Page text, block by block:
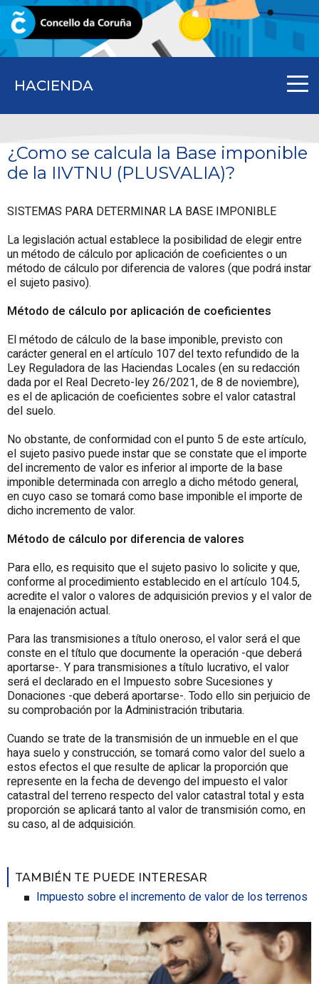
HACIENDA
CORUNA.GAL
¿Como se calcula la Base imponible
de la IIVTNU (PLUSVALIA)?
SISTEMAS PARA DETERMINAR LA BASE IMPONIBLE
La legislación actual establece la posibilidad de elegir entre
un método de cálculo por aplicación de coeficientes o un
método de cálculo por diferencia de valores (que podrá instar
el sujeto pasivo).
Método de cálculo por aplicación de coeficientes
El método de cálculo de la base imponible, previsto con
carácter general en el artículo 107 del texto refundido de la
Ley Reguladora de las Haciendas Locales (en su redacción
dada por el Real Decreto-ley 26/2021, de 8 de noviembre),
es el de aplicación de coeficientes sobre el valor catastral
del suelo.
No obstante, de conformidad con el punto 5 de este artículo,
el sujeto pasivo puede instar que se constate que el importe
del incremento de valor es inferior al importe de la base
imponible determinada con arreglo a dicho método general,
en cuyo caso se tomará como base imponible el importe de
dicho incremento de valor.
Método de cálculo por diferencia de valores
Para ello, es requisito que el sujeto pasivo lo solicite y que,
conforme al procedimiento establecido en el artículo 104.5,
acredite el valor o valores de adquisición previos y el valor de
la enajenación actual.
Para las transmisiones a título oneroso, el valor será el que
conste en el título que documente la operación -que deberá
aportarse-. Y para transmisiones a título lucrativo, el valor
será el declarado en el Impuesto sobre Sucesiones y
Donaciones -que deberá aportarse-. Todo ello sin perjuicio de
su comprobación por la Administración tributaria.
Cuando se trate de la transmisión de un inmueble en el que
haya suelo y construcción, se tomará como valor del suelo a
estos efectos el que resulte de aplicar la proporción que
represente en la fecha de devengo del impuesto el valor
catastral del terreno respecto del valor catastral total y esta
proporción se aplicará tanto al valor de transmisión como, en
su caso, al de adquisición.
TAMBIÉN TE PUEDE INTERESAR
Impuesto sobre el incremento de valor de los terrenos